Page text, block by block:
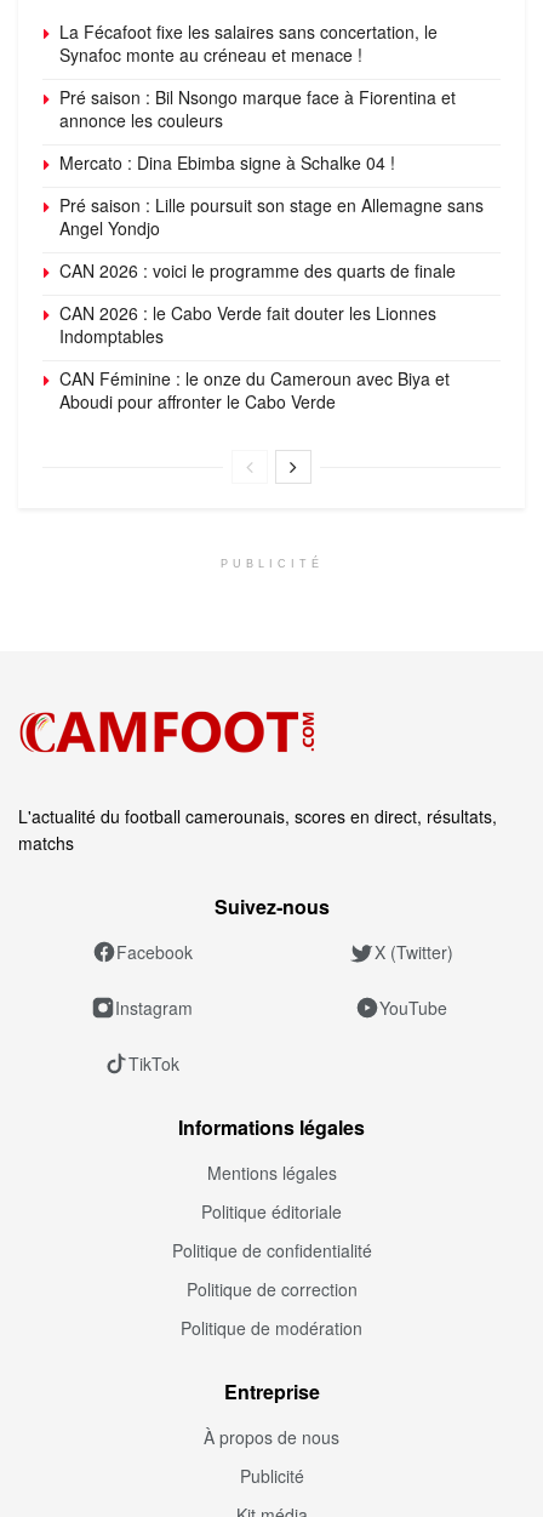
La Fécafoot fixe les salaires sans concertation, le
Synafoc monte au créneau et menace !
Pré saison : Bil Nsongo marque face à Fiorentina et
annonce les couleurs
Mercato : Dina Ebimba signe à Schalke 04 !
Pré saison : Lille poursuit son stage en Allemagne sans
Angel Yondjo
CAN 2026 : voici le programme des quarts de finale
CAN 2026 : le Cabo Verde fait douter les Lionnes
Indomptables
CAN Féminine : le onze du Cameroun avec Biya et
Aboudi pour affronter le Cabo Verde
PUBLICITÉ
L'actualité du football camerounais, scores en direct, résultats,
matchs
Suivez‑nous
Facebook X (Twitter)
Instagram YouTube
TikTok
Informations légales
Mentions légales
Politique éditoriale
Politique de confidentialité
Politique de correction
Politique de modération
Entreprise
À propos de nous
Publicité